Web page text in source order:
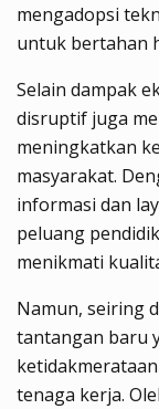
mengadopsi
untuk bertahan
Selain dampak
disruptif juga
meningkatkan
masyarakat.
informasi dan
peluang
menikmati
Namun, seiring
tantangan baru
tenaga kerja.